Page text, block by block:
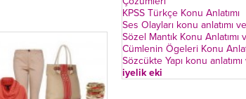
KPSS Türkçe Konu Anlatımı
Ses Olayları konu anlatımı
Sözel Mantık Konu
Cümlenin Ögeleri Konu
Sözcükte Yapı konu
iyelik eki